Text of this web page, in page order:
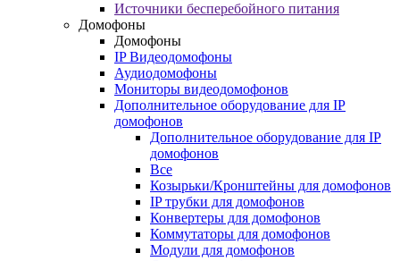
Источники бесперебойного питания
Домофоны
Домофоны
IP Видеодомофоны
Аудиодомофоны
Мониторы видеодомофонов
Дополнительное оборудование для IP
домофонов
Дополнительное оборудование для IP
домофонов
Все
Козырьки/Кронштейны для домофонов
IP трубки для домофонов
Конвертеры для домофонов
Коммутаторы для домофонов
Модули для домофонов